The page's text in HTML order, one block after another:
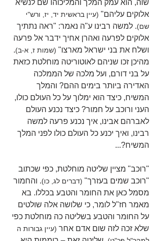
שוה, הוא עמק המלך והמליכוהו שם לנשיא
אלוקים עליהם" (עיין בראשית יד, יז, ורש"י
שם). למשה רבינו ע"ה נאמר: "ראה נתתיך
אלוקים לפרעה ואהרן אחיך ידבר אל פרעה
ושלח את בני ישראל מארצו" (שמות ז, א-ב).
מהיכן זכו שניהם לאוטוריטה מוחלטת כזאת
על בני דורם, ועל מלכה של הממלכה
האדירה ביותר בימים ההם? והמלך
המשיח, כיצד הוא ימלוך על כל העולם כולו,
העני ורוכב על חמור? כיצד נכנע העולם
לאברהם אבינו, איך נכנע פרעה למשה
רבינו, ואיך יכנע כל העולם כולו לפני המלך
המשיח?...
"רוכב" מציין שליטה מוחלטת, כפי שכתוב
"רוכב שמים בעזרך" (דברים לג, כו). והחמור
מסמל כאן את החומר והטבע בכללו. בא
מאמר חז"ל לומר, כי שלושה אלה שולטים
על החומר והטבע בשליטה כה מוחלטת כפי
שלא זכה לזה שום אדם אחר (עיין גבורות ה